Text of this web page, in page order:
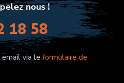
nous !
18 58
email via leformulaire de